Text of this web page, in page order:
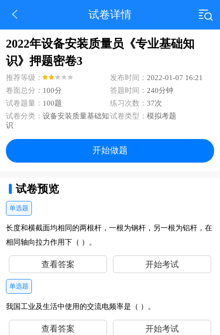
试卷详情
2022年设备安装质量员《专业基础知
识》押题密卷3
推荐等级： 发布时间： 2022-01-07 16:21
卷面总分： 100分 答题时间： 240分钟
试卷题量： 100题 练习次数： 37次
试卷分类： 设备安装质量基础知
识
试卷类型： 模拟考题
开始做题
试卷预览
单选题
长度和横截面均相同的两根杆，一根为钢杆，另一根为铝杆，在
相同轴向拉力作用下（ ）。
查看答案 开始考试
单选题
我国工业及生活中使用的交流电频率是（ ）。
查看答案 开始考试